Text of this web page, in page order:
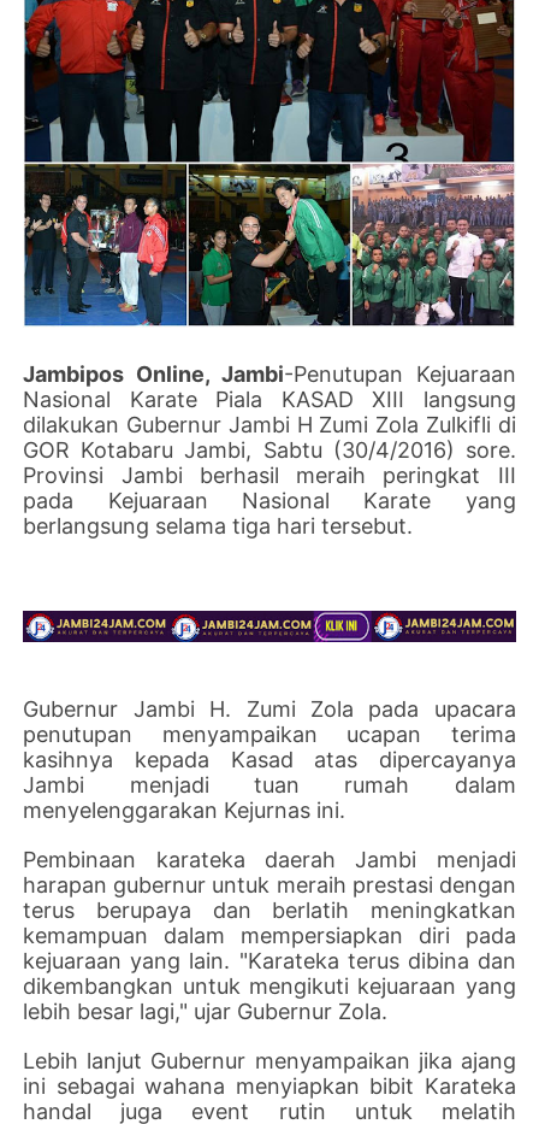
Jambipos Online, Jambi-Penutupan Kejuaraan
Nasional Karate Piala KASAD XIII langsung
dilakukan Gubernur Jambi H Zumi Zola Zulkifli di
GOR Kotabaru Jambi, Sabtu (30/4/2016) sore.
Provinsi Jambi berhasil meraih peringkat III
pada Kejuaraan Nasional Karate yang
berlangsung selama tiga hari tersebut.
Gubernur Jambi H. Zumi Zola pada upacara
penutupan menyampaikan ucapan terima
kasihnya kepada Kasad atas dipercayanya
Jambi menjadi tuan rumah dalam
menyelenggarakan Kejurnas ini.
Pembinaan karateka daerah Jambi menjadi
harapan gubernur untuk meraih prestasi dengan
terus berupaya dan berlatih meningkatkan
kemampuan dalam mempersiapkan diri pada
kejuaraan yang lain. "Karateka terus dibina dan
dikembangkan untuk mengikuti kejuaraan yang
lebih besar lagi," ujar Gubernur Zola.
Lebih lanjut Gubernur menyampaikan jika ajang
ini sebagai wahana menyiapkan bibit Karateka
handal juga event rutin untuk melatih